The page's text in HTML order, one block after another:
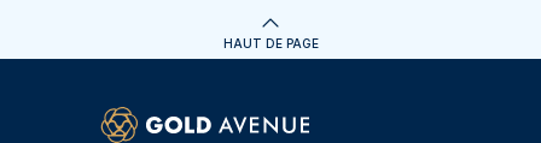
HAUT DE PAGE